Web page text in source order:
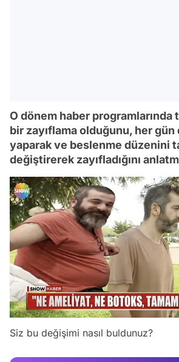
O dönem haber programlarında
bir zayıflama olduğunu, her
yaparak ve beslenme düzenini
değiştirerek zayıfladığını
Siz bu değişimi nasıl buldunuz?